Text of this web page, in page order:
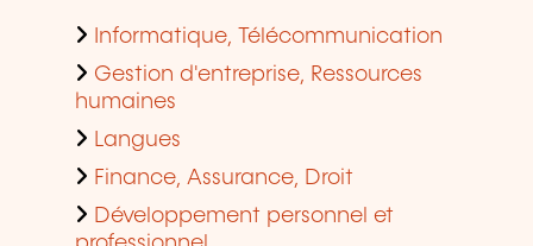
Informatique, Télécommunication
Gestion d'entreprise, Ressources
humaines
Langues
Finance, Assurance, Droit
Développement personnel et